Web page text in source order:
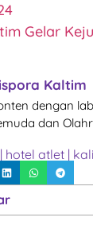
Gelar
Kaltim
dengan
dan
| hotel atlet |